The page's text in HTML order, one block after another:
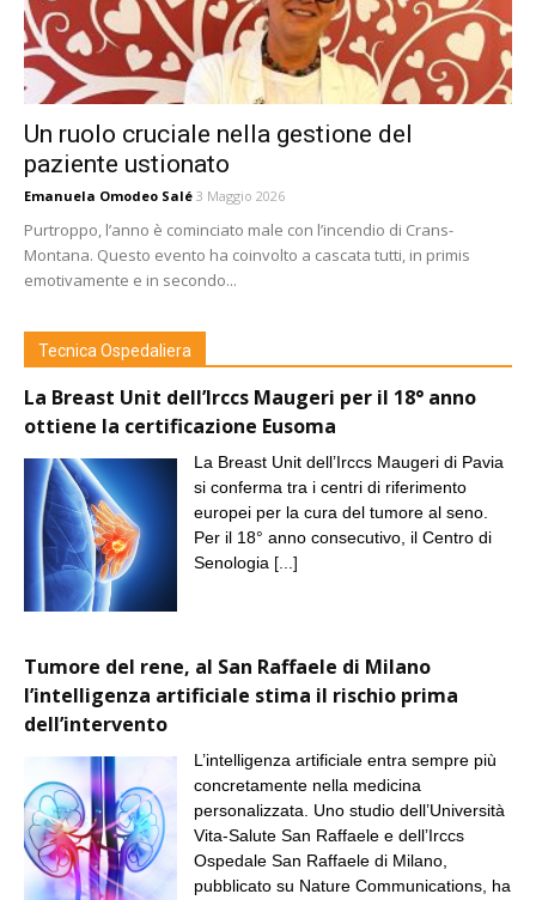
Un ruolo cruciale nella gestione del
paziente ustionato
Emanuela Omodeo Salé 3 Maggio 2026
Purtroppo, l’anno è cominciato male con l’incendio di Crans-
Montana. Questo evento ha coinvolto a cascata tutti, in primis
emotivamente e in secondo...
Tecnica Ospedaliera
La Breast Unit dell’Irccs Maugeri per il 18° anno
ottiene la certificazione Eusoma
La Breast Unit dell’Irccs Maugeri di Pavia
si conferma tra i centri di riferimento
europei per la cura del tumore al seno.
Per il 18° anno consecutivo, il Centro di
Senologia [...]
Tumore del rene, al San Raffaele di Milano
l’intelligenza artificiale stima il rischio prima
dell’intervento
L’intelligenza artificiale entra sempre più
concretamente nella medicina
personalizzata. Uno studio dell’Università
Vita-Salute San Raffaele e dell’Irccs
Ospedale San Raffaele di Milano,
pubblicato su Nature Communications, ha